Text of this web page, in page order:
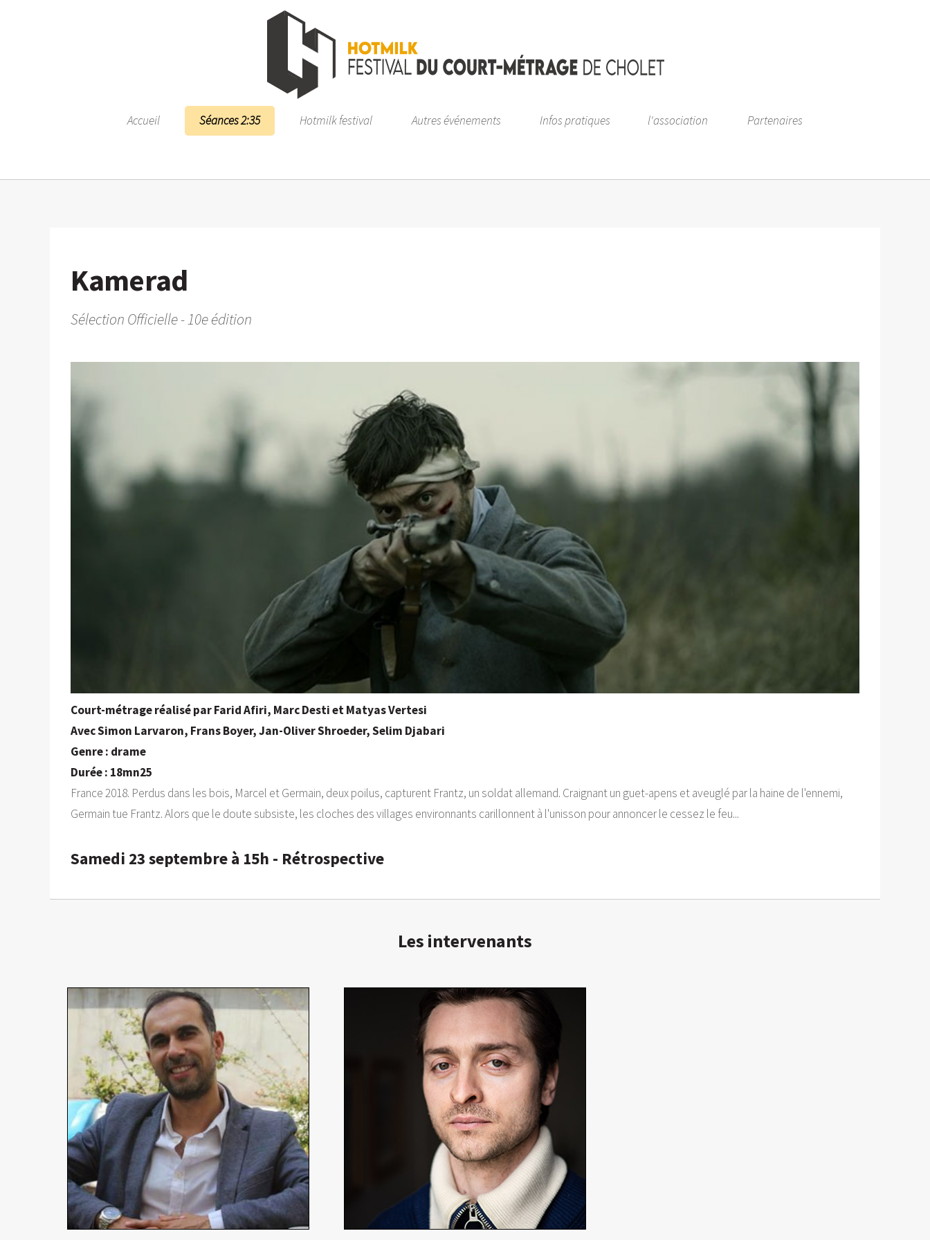
Accueil Séances 2:35 Hotmilk festival Autres événements Infos pratiques l'association Partenaires
Kamerad
Sélection Officielle - 10e édition
Court-métrage réalisé par Farid Afiri, Marc Desti et Matyas Vertesi
Avec Simon Larvaron, Frans Boyer, Jan-Oliver Shroeder, Selim Djabari
Genre : drame
Durée : 18mn25
France 2018. Perdus dans les bois, Marcel et Germain, deux poilus, capturent Frantz, un soldat allemand. Craignant un guet-apens et aveuglé par la haine de l'ennemi,
Germain tue Frantz. Alors que le doute subsiste, les cloches des villages environnants carillonnent à l'unisson pour annoncer le cessez le feu...
Samedi 23 septembre à 15h - Rétrospective
Les intervenants
Farid Afiri
Réalisateur
En détails
Simon Larvaron
Réalisateur, producteur, comédien
En détails